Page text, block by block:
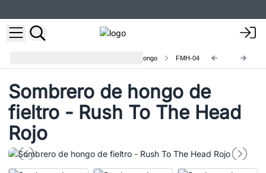
Sombrero de Fieltro en Forma de Hongo FMH-04
Sombrero de hongo de
fieltro - Rush To The Head
Rojo